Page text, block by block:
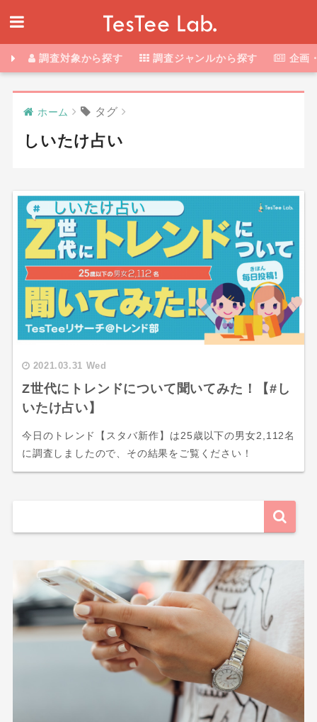
調査対象から探す 調査ジャンルから探す 企画
ホーム タグ
しいたけ占い
2021.03.31 Wed
Z世代にトレンドについて聞いてみた！【#し
いたけ占い】
今日のトレンド【スタバ新作】は25歳以下の男女2,112名
に調査しましたので、その結果をご覧ください！